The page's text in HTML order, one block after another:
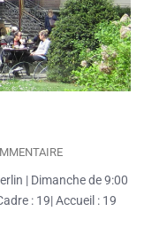
| Dimanche de 9:00
: 19| Accueil : 19